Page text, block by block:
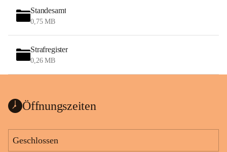
Standesamt
0,75 MB
Strafregister
0,26 MB
Öffnungszeiten
Geschlossen